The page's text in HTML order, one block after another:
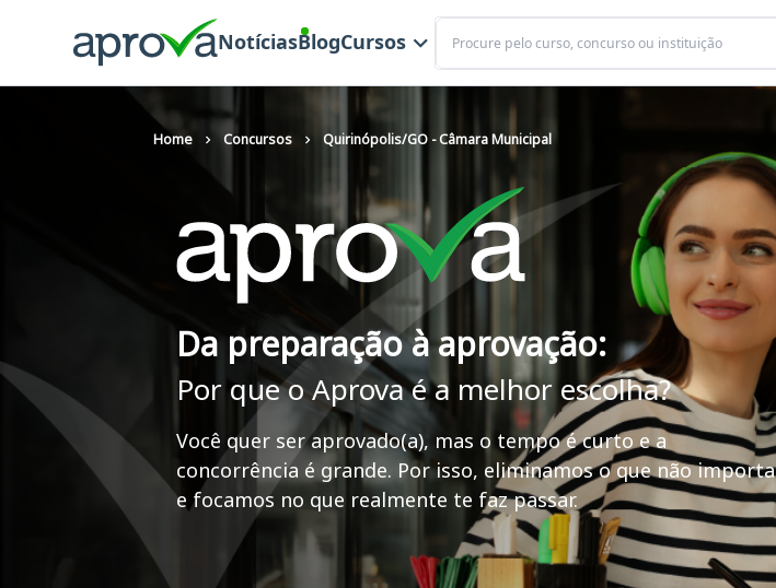
NotíciasBlogCursos
Buscar
Home Concursos Quirinópolis/GO - Câmara Municipal
Da preparação à aprovação:
Por que o Aprova é a melhor escolha?
Você quer ser aprovado(a), mas o tempo é curto e a
concorrência é grande. Por isso, eliminamos o que não importa
e focamos no que realmente te faz passar.